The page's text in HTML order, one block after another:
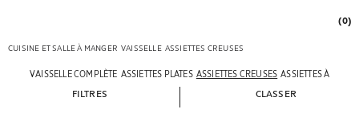
(0)
CUISINE ET SALLE À MANGER VAISSELLE ASSIETTES CREUSES
VAISSELLE COMPLÈTE ASSIETTES PLATES ASSIETTES CREUSES ASSIETTES À
FILTRES CLASSER